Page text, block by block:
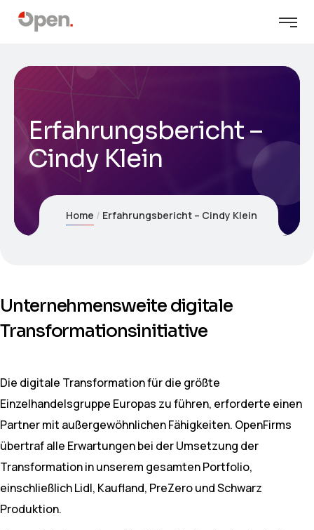
Erfahrungsbericht –
Cindy Klein
Home Erfahrungsbericht – Cindy Klein
Unternehmensweite digitale
Transformationsinitiative
Die digitale Transformation für die größte
Einzelhandelsgruppe Europas zu führen, erforderte einen
Partner mit außergewöhnlichen Fähigkeiten. OpenFirms
übertraf alle Erwartungen bei der Umsetzung der
Transformation in unserem gesamten Portfolio,
einschließlich Lidl, Kaufland, PreZero und Schwarz
Produktion.